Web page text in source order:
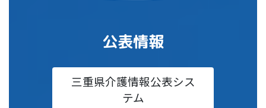
公表情報
三重県介護情報公表シス
テム